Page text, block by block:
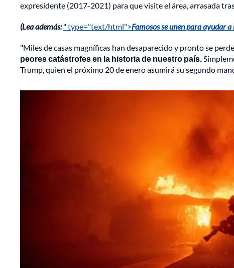
expresidente (2017-2021) para que visite el área, arrasada
(Lea además:" type="text/html">Famosos se unen para ayudar
"Miles de casas magníficas han desaparecido y pronto se
peores catástrofes en la historia de nuestro país.
Trump, quien el próximo 20 de enero asumirá su segundo